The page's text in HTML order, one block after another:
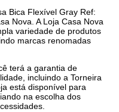
Bica Flexível Gray Ref:
Nova. A Loja Casa Nova
variedade de produtos
marcas renomadas
terá a garantia de
incluindo a Torneira
está disponível para
na escolha dos